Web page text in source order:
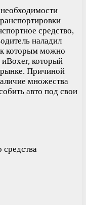
средство,
наладил
которым можно
иBoxer, который
Причиной
множества
авто под свои
средства